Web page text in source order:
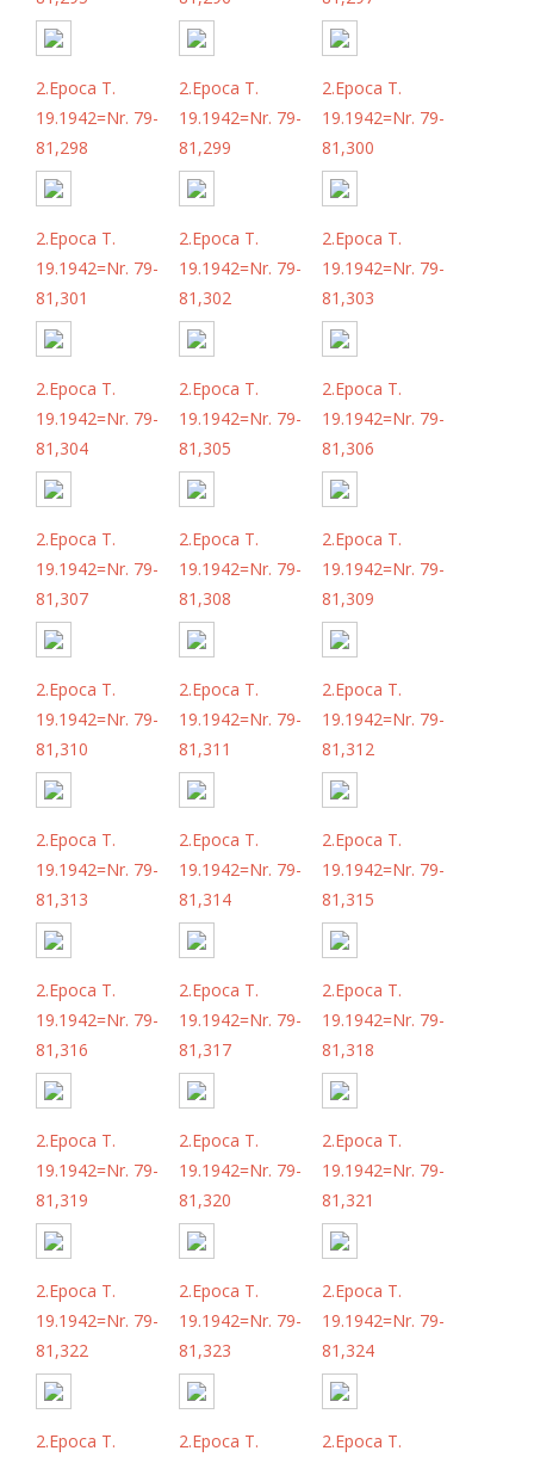
2.Epoca T.
19.1942=Nr. 79-
81,298
2.Epoca T.
19.1942=Nr. 79-
81,299
2.Epoca T.
19.1942=Nr. 79-
81,300
2.Epoca T.
19.1942=Nr. 79-
81,301
2.Epoca T.
19.1942=Nr. 79-
81,302
2.Epoca T.
19.1942=Nr. 79-
81,303
2.Epoca T.
19.1942=Nr. 79-
81,304
2.Epoca T.
19.1942=Nr. 79-
81,305
2.Epoca T.
19.1942=Nr. 79-
81,306
2.Epoca T.
19.1942=Nr. 79-
81,307
2.Epoca T.
19.1942=Nr. 79-
81,308
2.Epoca T.
19.1942=Nr. 79-
81,309
2.Epoca T.
19.1942=Nr. 79-
81,310
2.Epoca T.
19.1942=Nr. 79-
81,311
2.Epoca T.
19.1942=Nr. 79-
81,312
2.Epoca T.
19.1942=Nr. 79-
81,313
2.Epoca T.
19.1942=Nr. 79-
81,314
2.Epoca T.
19.1942=Nr. 79-
81,315
2.Epoca T.
19.1942=Nr. 79-
81,316
2.Epoca T.
19.1942=Nr. 79-
81,317
2.Epoca T.
19.1942=Nr. 79-
81,318
2.Epoca T.
19.1942=Nr. 79-
81,319
2.Epoca T.
19.1942=Nr. 79-
81,320
2.Epoca T.
19.1942=Nr. 79-
81,321
2.Epoca T.
19.1942=Nr. 79-
81,322
2.Epoca T.
19.1942=Nr. 79-
81,323
2.Epoca T.
19.1942=Nr. 79-
81,324
2.Epoca T.
2.Epoca T.
2.Epoca T.